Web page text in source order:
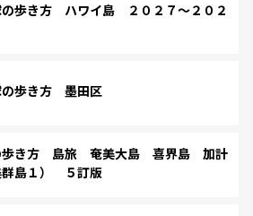
歩き方 ハワイ島 ２０２７～２０２
歩き方 墨田区
歩き方 島旅 奄美大島 喜界島 加計
群島１） ５訂版